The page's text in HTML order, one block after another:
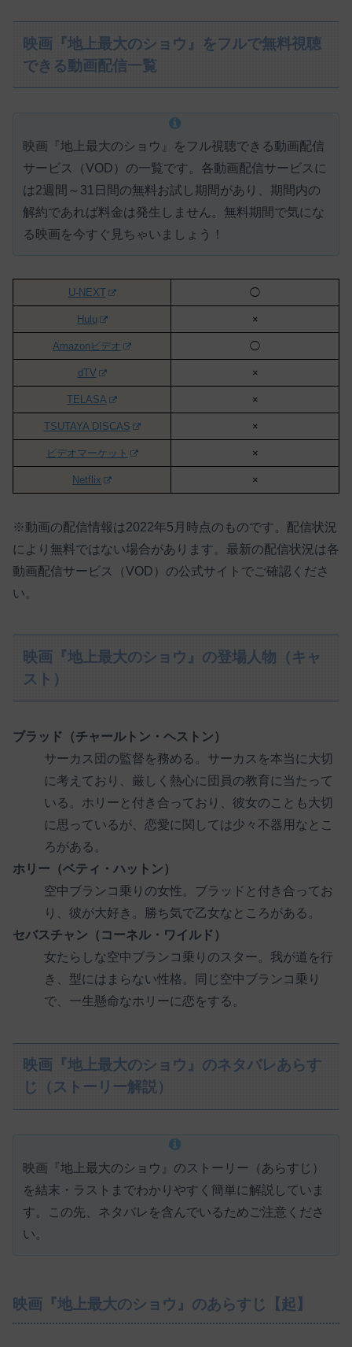
映画『地上最大のショウ』をフルで無料視聴
できる動画配信一覧
映画『地上最大のショウ』をフル視聴できる動画配信
サービス（VOD）の一覧です。各動画配信サービスに
は2週間～31日間の無料お試し期間があり、期間内の
解約であれば料金は発生しません。 無料期間で気にな
る映画を今すぐ見ちゃいましょう！
U-NEXT ◯
Hulu ×
Amazonビデオ ◯
dTV ×
TELASA ×
TSUTAYA DISCAS ×
ビデオマーケット ×
Netflix ×
※動画の配信情報は2022年5月時点のものです。配信状況
により無料ではない場合があります。最新の配信状況は各
動画配信サービス（VOD）の公式サイトでご確認くださ
い。
映画『地上最大のショウ』の登場人物（キャ
スト）
ブラッド（チャールトン・ヘストン）
サーカス団の監督を務める。サーカスを本当に大切
に考えており、厳しく熱心に団員の教育に当たって
いる。ホリーと付き合っており、彼女のことも大切
に思っているが、恋愛に関しては少々不器用なとこ
ろがある。
ホリー（ベティ・ハットン）
空中ブランコ乗りの女性。ブラッドと付き合ってお
り、彼が大好き。勝ち気で乙女なところがある。
セバスチャン（コーネル・ワイルド）
女たらしな空中ブランコ乗りのスター。我が道を行
き、型にはまらない性格。同じ空中ブランコ乗り
で、一生懸命なホリーに恋をする。
映画『地上最大のショウ』のネタバレあらす
じ（ストーリー解説）
映画『地上最大のショウ』のストーリー（あらすじ）
を結末・ラストまでわかりやすく簡単に解説していま
す。この先、ネタバレを含んでいるためご注意くださ
い。
映画『地上最大のショウ』のあらすじ【起】